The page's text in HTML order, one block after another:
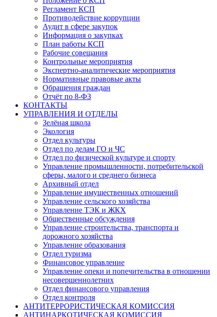
Регламент КСП
Противодействие коррупции
Аудит в сфере закупок
Информация о закупках
План работы КСП
Рабочие совещания
Контрольные мероприятия
Экспертно-аналитические мероприятия
Нормативные правовые акты
Обращения граждан
Отчёт по 8-ФЗ
КОНТАКТЫ
УПРАВЛЕНИЯ И ОТДЕЛЫ
Зелёная школа
Экология
Отдел культуры
Отдел по делам ГО и ЧС
Отдел по физической культуре и спорту
Управление промышленности, потребительской
сферы, малого и среднего бизнеса
Архивный отдел
Управление имущественных отношений
Управление сельского хозяйства
Управление ТЭК и ЖКХ
Общественные обсуждения
Управление строительства, транспорта и
дорожного хозяйства
Управление образования
Отдел туризма
Финансовое управление
Управление опеки и попечительства в отношении
несовершеннолетних
Отдел финансового управления
Отдел контроля
АНТИТЕРРОРИСТИЧЕСКАЯ КОМИССИЯ
АНТИНАРКОТИЧЕСКАЯ КОМИССИЯ